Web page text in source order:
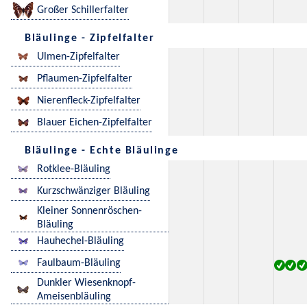
Großer Schillerfalter
Bläulinge - Zipfelfalter
Ulmen-Zipfelfalter
Pflaumen-Zipfelfalter
Nierenfleck-Zipfelfalter
Blauer Eichen-Zipfelfalter
Bläulinge - Echte Bläulinge
Rotklee-Bläuling
Kurzschwänziger Bläuling
Kleiner Sonnenröschen-
Bläuling
Hauhechel-Bläuling
Faulbaum-Bläuling
Dunkler Wiesenknopf-
Ameisenbläuling